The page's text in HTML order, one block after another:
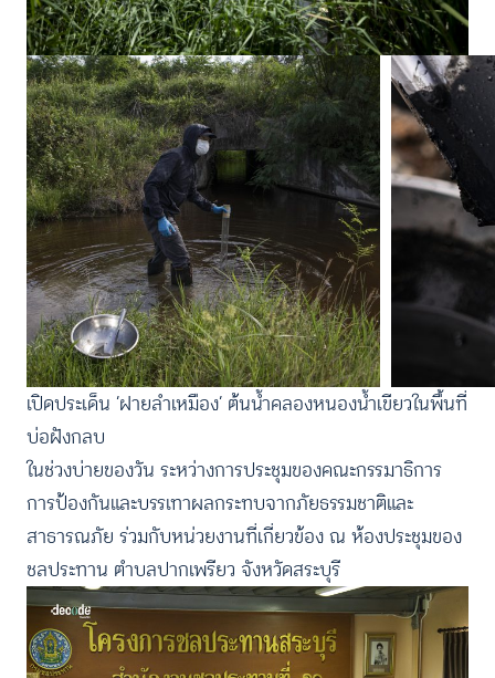
เปิดประเด็น ‘ฝายลำเหมือง’ ต้นน้ำคลองหนองน้ำเขียวในพื้นที่
บ่อฝังกลบ
ในช่วงบ่ายของวัน ระหว่างการประชุมของคณะกรรมาธิการ
การป้องกันและบรรเทาผลกระทบจากภัยธรรมชาติและ
สาธารณภัย ร่วมกับหน่วยงานที่เกี่ยวข้อง ณ ห้องประชุมของ
ชลประทาน ตำบลปากเพรียว จังหวัดสระบุรี